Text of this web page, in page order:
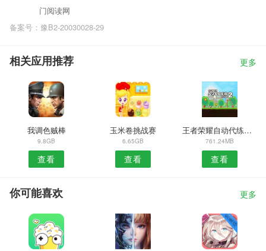
门阅读网
备案号：豫B2-20030028-29
相关应用推荐 更多
我调色贼棒
9.8GB
查看
玉米卷挑战赛
6.65GB
查看
王者荣耀自动代练脚本
761.24MB
查看
你可能喜欢 更多